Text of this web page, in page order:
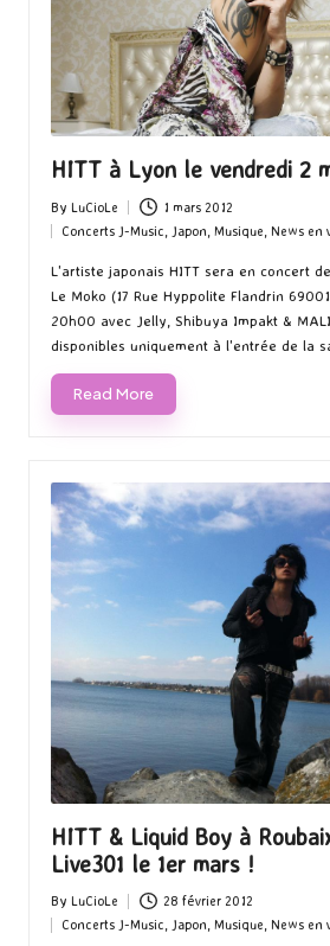
HITT à Lyon le vendredi 2
Posted
by
By LuCioLe 1 mars 2012
Posted
in
Concerts J-Music, Japon,Musique, News en
L'artiste japonais HITT sera en concert
Le Moko (17 Rue Hyppolite Flandrin
20h00 avec Jelly, Shibuya Impakt &
disponibles uniquement à l'entrée de la
Read More
HITT & Liquid Boy à
Live301 le 1er mars !
Posted
by
By LuCioLe 28 février 2012
Concerts J-Music, Japon,Musique, News en